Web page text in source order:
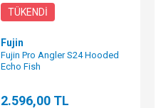
TÜKENDİ
Fujin
Fujin Pro Angler S24 Hooded
Echo Fish
2.596,00 TL